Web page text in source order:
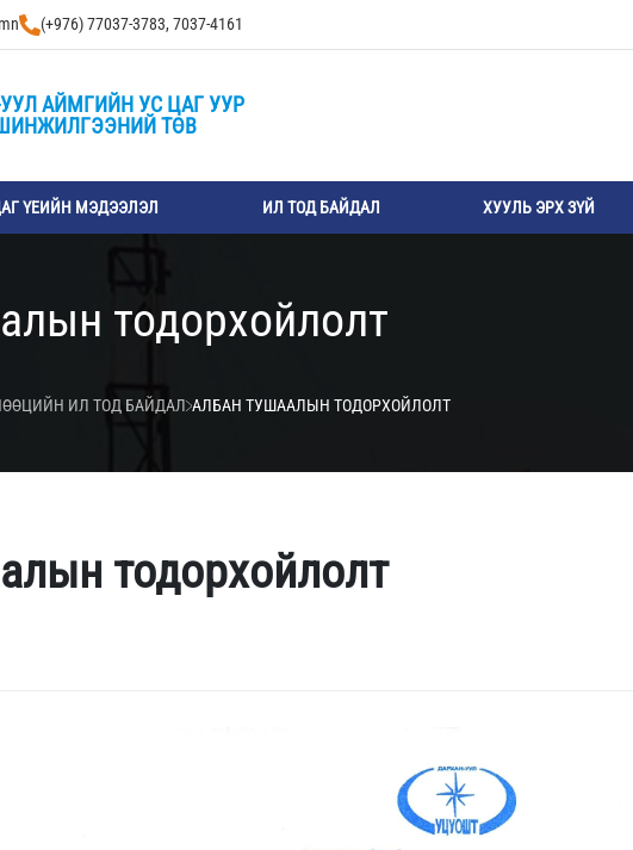
(+976) 77037-3783, 7037-4161
АЙМГИЙН УС ЦАГ УУР
ТӨВ
ҮЕИЙН МЭДЭЭЛЭЛ ИЛ ТОД БАЙДАЛ ХУУЛЬ ЭРХ ЗҮЙ
тодорхойлолт
ИЛ ТОД БАЙДАЛ АЛБАН ТУШААЛЫН ТОДОРХОЙЛОЛТ
тодорхойлолт